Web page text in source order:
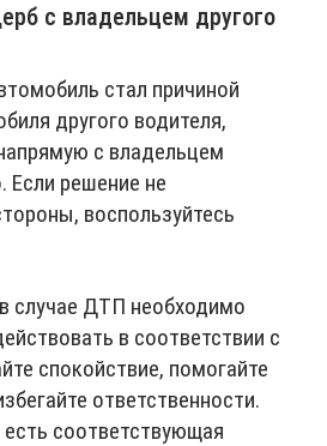
с владельцем другого
стал причиной
другого водителя,
с владельцем
Если решение не
воспользуйтесь
случае ДТП необходимо
в соответствии с
спокойствие, помогайте
ответственности.
соответствующая